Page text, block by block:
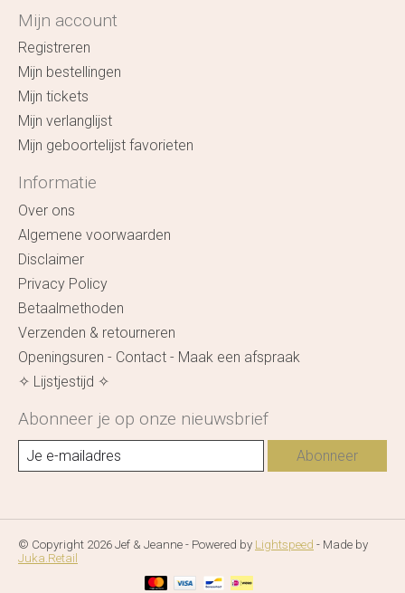
Mijn account
Registreren
Mijn bestellingen
Mijn tickets
Mijn verlanglijst
Mijn geboortelijst favorieten
Informatie
Over ons
Algemene voorwaarden
Disclaimer
Privacy Policy
Betaalmethoden
Verzenden & retourneren
Openingsuren - Contact - Maak een afspraak
✧ Lijstjestijd ✧
Abonneer je op onze nieuwsbrief
Abonneer
© Copyright 2026 Jef & Jeanne - Powered by Lightspeed - Made by
Juka.Retail